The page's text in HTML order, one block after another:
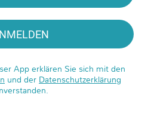
App erklären Sie sich mit den
und der Datenschutzerklärung